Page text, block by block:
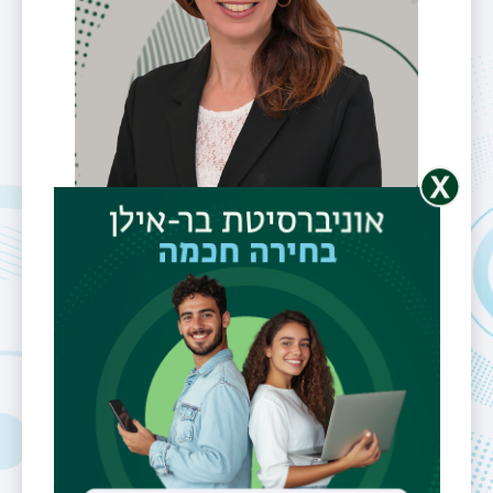
ד"ר יוכי ניסני
דוא"ל
nisaniy1@biu.ac.il
תחומי מחקר
נבואה
ספרות החכמה והשירה